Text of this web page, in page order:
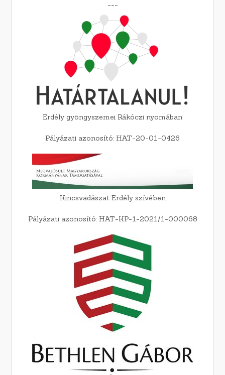
---
Erdély gyöngyszemei Rákóczi nyomában
Pályázati azonosító: HAT-20-01-0426
Kincsvadászat Erdély szívében
Pályázati azonosító: HAT-KP-1-2021/1-000068